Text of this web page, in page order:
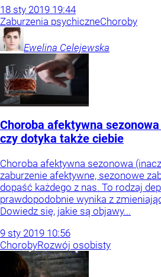
18 sty 2019 19:44
Zaburzenia psychiczneChoroby
Ewelina Celejewska
Choroba afektywna
czy dotyka także ciebie
Choroba afektywna sezonowa
zaburzenie afektywne, sezonowe
dopaść każdego z nas. To rodzaj
prawdopodobnie wynika z
Dowiedz się, jakie są objawy...
9 sty 2019 10:56
ChorobyRozwój osobisty